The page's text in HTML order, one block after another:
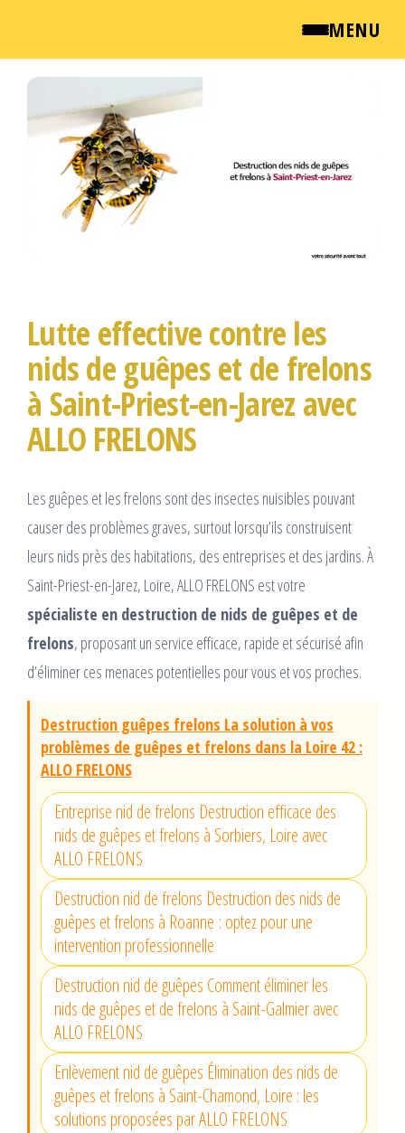
MENU
QUI SOMMES NOUS ?
NEWSROOM
Passer
contenu
Lutte effective contre les
nids de guêpes et de frelons
à Saint-Priest-en-Jarez avec
ALLO FRELONS
Les guêpes et les frelons sont des insectes nuisibles pouvant
causer des problèmes graves, surtout lorsqu’ils construisent
leurs nids près des habitations, des entreprises et des jardins. À
Saint-Priest-en-Jarez, Loire, ALLO FRELONS est votre
spécialiste en destruction de nids de guêpes et de
frelons, proposant un service efficace, rapide et sécurisé afin
d’éliminer ces menaces potentielles pour vous et vos proches.
Destruction guêpes frelons La solution à vos
problèmes de guêpes et frelons dans la Loire 42 :
ALLO FRELONS
Entreprise nid de frelons Destruction efficace des
nids de guêpes et frelons à Sorbiers, Loire avec
ALLO FRELONS
Destruction nid de frelons Destruction des nids de
guêpes et frelons à Roanne : optez pour une
intervention professionnelle
Destruction nid de guêpes Comment éliminer les
nids de guêpes et de frelons à Saint-Galmier avec
ALLO FRELONS
Enlèvement nid de guêpes Élimination des nids de
guêpes et frelons à Saint-Chamond, Loire : les
solutions proposées par ALLO FRELONS